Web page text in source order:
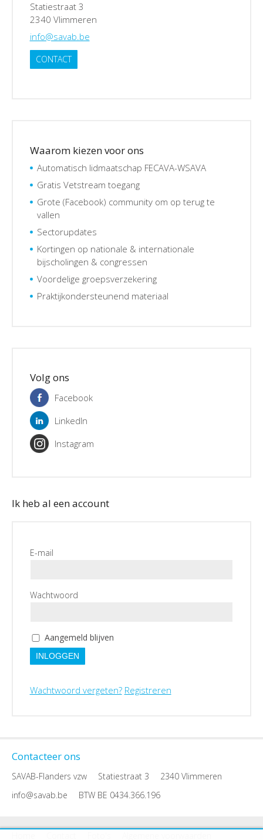
Statiestraat 3
2340 Vlimmeren
info@savab.be
CONTACT
Waarom kiezen voor ons
Automatisch lidmaatschap FECAVA-WSAVA
Gratis Vetstream toegang
Grote (Facebook) community om op terug te
vallen
Sectorupdates
Kortingen op nationale & internationale
bijscholingen & congressen
Voordelige groepsverzekering
Praktijkondersteunend materiaal
Volg ons
Facebook
LinkedIn
Instagram
Ik heb al een account
E-mail
Wachtwoord
Aangemeld blijven
INLOGGEN
Wachtwoord vergeten? Registreren
Contacteer ons
SAVAB-Flanders vzw Statiestraat 3
2340 Vlimmeren
info@savab.be
BTW BE 0434.366.196